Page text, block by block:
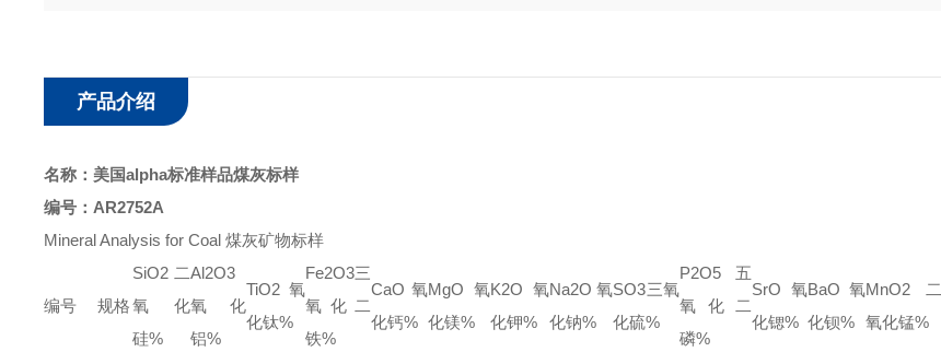
产品介绍
名称： 美国alpha标准样品煤灰标样
编号： AR2752A
Mineral Analysis for Coal 煤灰矿物标样
编号 规格
SiO2 二
氧化
硅%
Al2O3
氧化
铝%
TiO2 氧
化钛%
Fe2O3三
氧化二
铁%
CaO 氧
化钙%
MgO 氧
化镁%
K2O 氧
化钾%
Na2O 氧
化钠%
SO3三氧
化硫%
P2O5 五
氧化二
磷%
SrO 氧
化锶%
BaO 氧
化钡%
MnO2 二
氧化锰%